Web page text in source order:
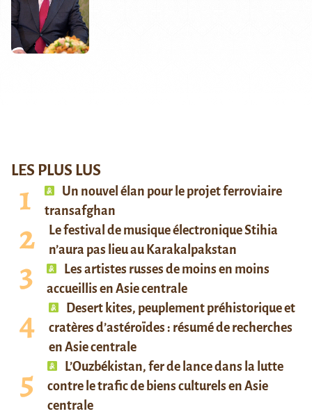
LES PLUS LUS
Un nouvel élan pour le projet ferroviaire
transafghan
Le festival de musique électronique Stihia
n’aura pas lieu au Karakalpakstan
Les artistes russes de moins en moins
accueillis en Asie centrale
Desert kites, peuplement préhistorique et
cratères d’astéroïdes : résumé de recherches
en Asie centrale
L’Ouzbékistan, fer de lance dans la lutte
contre le trafic de biens culturels en Asie
centrale